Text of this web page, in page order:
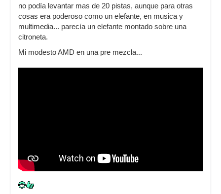
no podía levantar mas de 20 pistas, aunque para otras
cosas era poderoso como un elefante, en musica y
multimedia... parecía un elefante montado sobre una
citroneta.
Mi modesto AMD en una pre mezcla...